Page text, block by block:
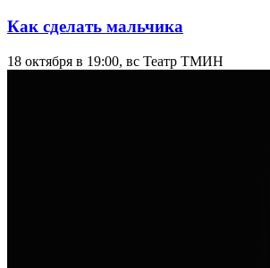
Как сделать мальчика
18 октября в 19:00, вс Театр ТМИН